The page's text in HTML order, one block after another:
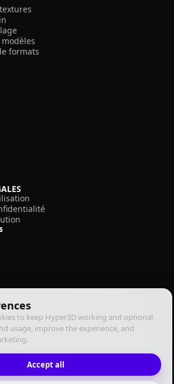
to keep Hyper3D working and optional
usage, improve the experience, and
Accept all
formats
Tous droits réservés
de confidentialitéPolitique d'exécution